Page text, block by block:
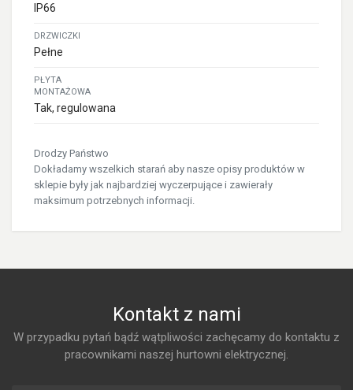
IP66
DRZWICZKI
Pełne
PŁYTA
MONTAŻOWA
Tak, regulowana
Drodzy Państwo
Dokładamy wszelkich starań aby nasze opisy produktów w
sklepie były jak najbardziej wyczerpujące i zawierały
maksimum potrzebnych informacji.
LICZBA DRZWI
Kontakt z nami
W przypadku pytań bądź wątpliwości zachęcamy do kontaktu z
pracownikami naszej hurtowni elektrycznej.